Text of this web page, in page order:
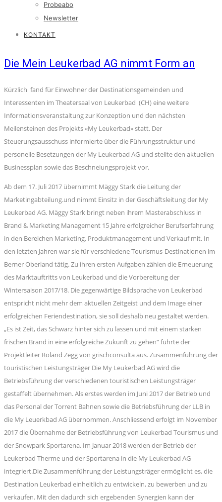
Probeabo
Newsletter
KONTAKT
Die Mein Leukerbad AG nimmt Form an
Kürzlich fand für Einwohner der Destinationsgemeinden und
Interessenten im Theatersaal von Leukerbad (CH) eine weitere
Informationsveranstaltung zur Konzeption und den nächsten
Meilensteinen des Projekts «My Leukerbad» statt. Der
Steuerungsausschuss informierte über die Führungsstruktur und
personelle Besetzungen der My Leukerbad AG und stellte den aktuellen
Businessplan sowie das Beschneiungsprojekt vor.
Ab dem 17. Juli 2017 übernimmt Mäggy Stark die Leitung der
Marketingabteilung.und nimmt Einsitz in der Geschäftsleitung der My
Leukerbad AG. Mäggy Stark bringt neben ihrem Masterabschluss in
Brand & Marketing Management 15 Jahre erfolgreicher Berufserfahrung
in den Bereichen Marketing, Produktmanagement und Verkauf mit. In
den letzten Jahren war sie für verschiedene Tourismus-Destinationen im
Berner Oberland tätig. Zu ihren ersten Aufgaben zählen die Erneuerung
des Marktauftritts von Leukerbad und die Vorbereitung der
Wintersaison 2017/18. Die gegenwärtige Bildsprache von Leukerbad
entspricht nicht mehr dem aktuellen Zeitgeist und dem Image einer
erfolgreichen Feriendestination, sie soll deshalb neu gestaltet werden.
„Es ist Zeit, das Schwarz hinter sich zu lassen und mit einem starken
frischen Brand in eine erfolgreiche Zukunft zu gehen“ führte der
Projektleiter Roland Zegg von grischconsulta aus. Zusammenführung der
touristischen Leistungsträger Die My Leukerbad AG wird die
Betriebsführung der verschiedenen touristischen Leistungsträger
gestaffelt übernehmen. Als erstes werden im Juni 2017 der Betrieb und
das Personal der Torrent Bahnen sowie die Betriebsführung der LLB in
die My Leuerkbad AG übernommen. Anschliessend erfolgt im November
2017 die Übernahme der Betriebsführung von Leukerbad Tourismus und
der Snowpark Sportarena. Im Januar 2018 werden der Betrieb der
Leukerbad Therme und der Sportarena in die My Leukerbad AG
integriert.Die Zusammenführung der Leistungsträger ermöglicht es, die
Destination Leukerbad einheitlich zu entwickeln, zu bewerben und zu
verkaufen. Mit den dadurch sich ergebenden Synergien kann der